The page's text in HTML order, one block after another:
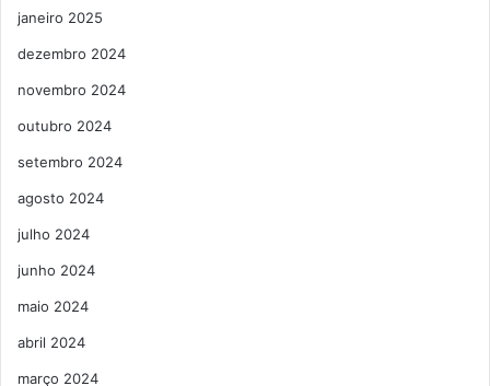
janeiro 2025
dezembro 2024
novembro 2024
outubro 2024
setembro 2024
agosto 2024
julho 2024
junho 2024
maio 2024
abril 2024
março 2024